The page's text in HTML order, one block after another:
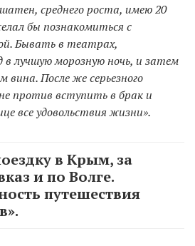
среднего роста, имею 20
бы познакомиться с
Бывать в театрах,
в лучшую морозную ночь, и затем
вина. После же серьезного
не против вступить в брак и
все удовольствия жизни».
в Крым, за
и по Волге.
путешествия